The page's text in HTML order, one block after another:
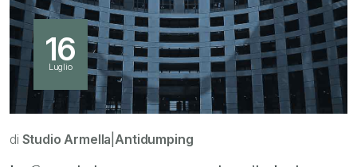
16
Luglio
di Studio Armella |Antidumping